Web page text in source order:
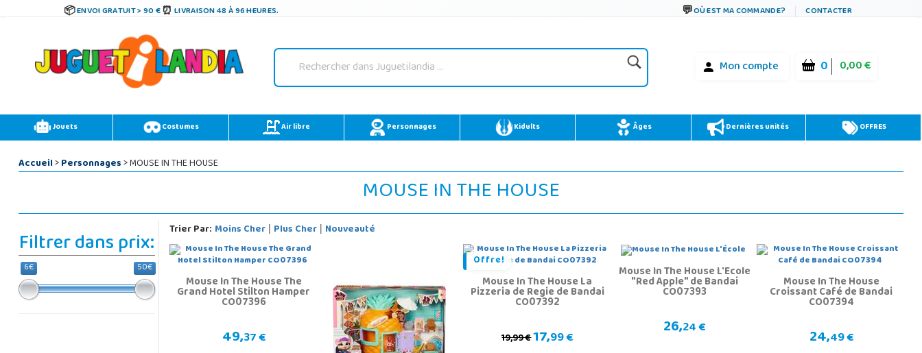
ENVOI GRATUIT > 90 € LIVRAISON 48 À 96 HEURES. OÙ EST MA COMMANDE? CONTACTER
Mon compte 0 0,00 €
Jouets Costumes Air libre Personnages Kidults Âges Dernières unités OFFRES
Accueil>Personnages> MOUSE IN THE HOUSE
MOUSE IN THE HOUSE
Filtrer dans prix:
6€ 50€
Trier Par: Moins Cher| Plus Cher| Nouveauté
Mouse In The House The
Grand Hotel Stilton Hamper
CO07396
49,37 €
Offre!
Mouse In The House La
Pizzeria de Regie de Bandai
CO07392
19,99 €17,99 €
Mouse In The House L'École
"Red Apple" de Bandai
CO07393
26,24 €
Mouse In The House
Croissant Café de Bandai
CO07394
24,49 €